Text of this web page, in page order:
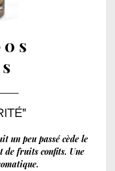
un peu passé cède le
de fruits confits. Une